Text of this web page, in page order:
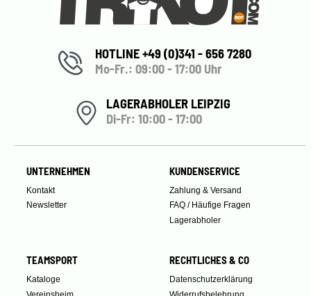
HOTLINE +49 (0)341 - 656 7280
Mo-Fr.: 09:00 - 17:00 Uhr
LAGERABHOLER LEIPZIG
Di-Fr: 10:00 - 17:00
UNTERNEHMEN
Kontakt
Newsletter
KUNDENSERVICE
Zahlung & Versand
FAQ / Häufige Fragen
Lagerabholer
TEAMSPORT
Kataloge
RECHTLICHES & CO
Datenschutzerklärung